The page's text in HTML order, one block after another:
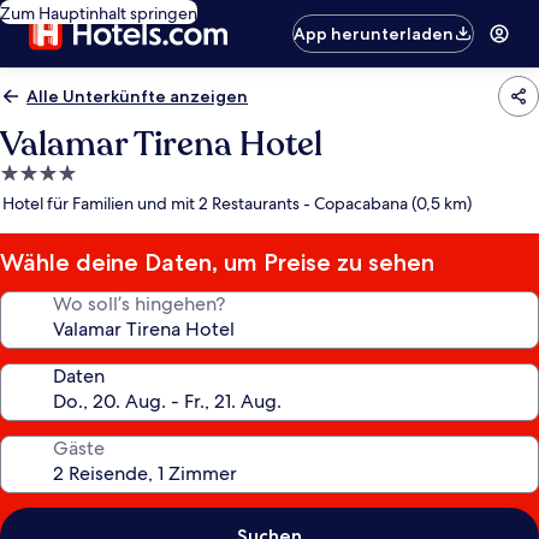
Zum Hauptinhalt springen
App herunterladen
Alle Unterkünfte anzeigen
Valamar Tirena Hotel
4.0-
Sterne-
Hotel für Familien und mit 2 Restaurants - Copacabana (0,5 km)
Wähle deine Daten, um Preise zu sehen
Wo soll’s hingehen?
Daten
Gäste